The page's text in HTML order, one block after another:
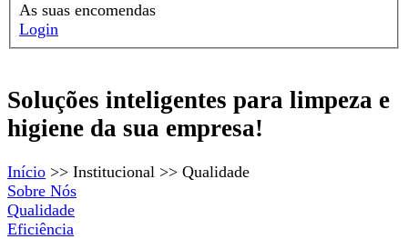
As suas encomendas
Login
Borman
Soluções inteligentes para limpeza e
higiene da sua empresa!
Início >> Institucional >> Qualidade
Sobre Nós
Qualidade
Eficiência